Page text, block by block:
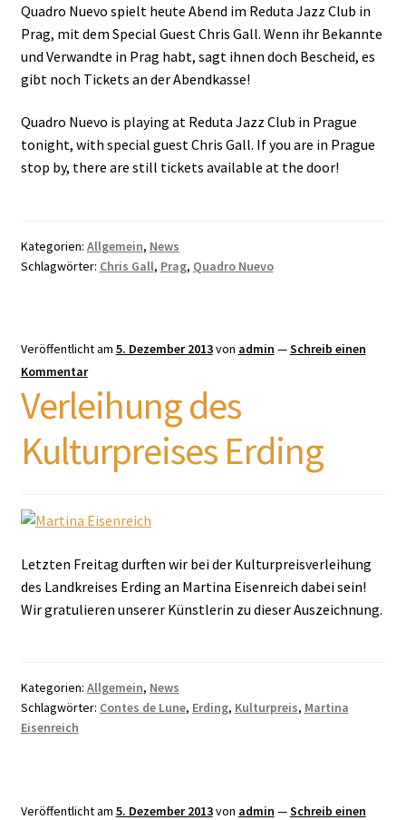
Quadro Nuevo spielt heute Abend im Reduta Jazz Club in
Prag, mit dem Special Guest Chris Gall. Wenn ihr Bekannte
und Verwandte in Prag habt, sagt ihnen doch Bescheid, es
gibt noch Tickets an der Abendkasse!
Quadro Nuevo is playing at Reduta Jazz Club in Prague
tonight, with special guest Chris Gall. If you are in Prague
stop by, there are still tickets available at the door!
Kategorien: Allgemein, News
Schlagwörter: Chris Gall, Prag, Quadro Nuevo
Veröffentlicht am 5. Dezember 2013von admin —Schreib einen
Kommentar
Verleihung des
Kulturpreises Erding
Letzten Freitag durften wir bei der Kulturpreisverleihung
des Landkreises Erding an Martina Eisenreich dabei sein!
Wir gratulieren unserer Künstlerin zu dieser Auszeichnung.
Kategorien: Allgemein, News
Schlagwörter: Contes de Lune, Erding, Kulturpreis, Martina
Eisenreich
Veröffentlicht am 5. Dezember 2013von admin —Schreib einen